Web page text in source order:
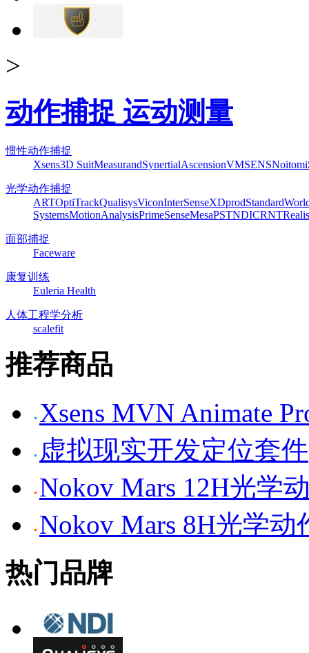
>
动作捕捉 运动测量
惯性动作捕捉
Xsens3D SuitMeasurandSynertialAscensionVMSENSNoitom
光学动作捕捉
ARTOptiTrackQualisysViconInterSenseXDprodStandard
SystemsMotionAnalysisPrimeSenseMesaPSTNDICRNTRealis
面部捕捉
Faceware
康复训练
Euleria Health
人体工程学分析
scalefit
推荐商品
Xsens MVN Animate
虚拟现实开发定位套件
Nokov Mars 12H光学
Nokov Mars 8H光学动
热门品牌